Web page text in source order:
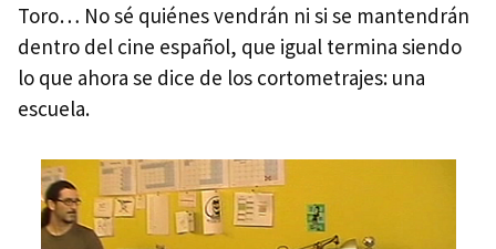
Toro… No sé quiénes vendrán ni si se mantendrán
dentro del cine español, que igual termina siendo
lo que ahora se dice de los cortometrajes: una
escuela.